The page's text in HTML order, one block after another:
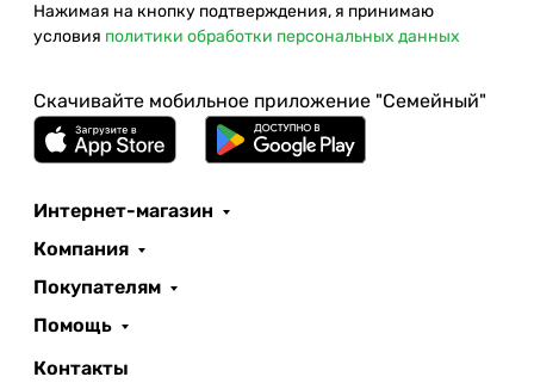
Нажимая на кнопку подтверждения, я принимаю
условия политики обработки персональных данных
Скачивайте мобильное приложение "Семейный"
Интернет-магазин
Компания
Покупателям
Помощь
Контакты